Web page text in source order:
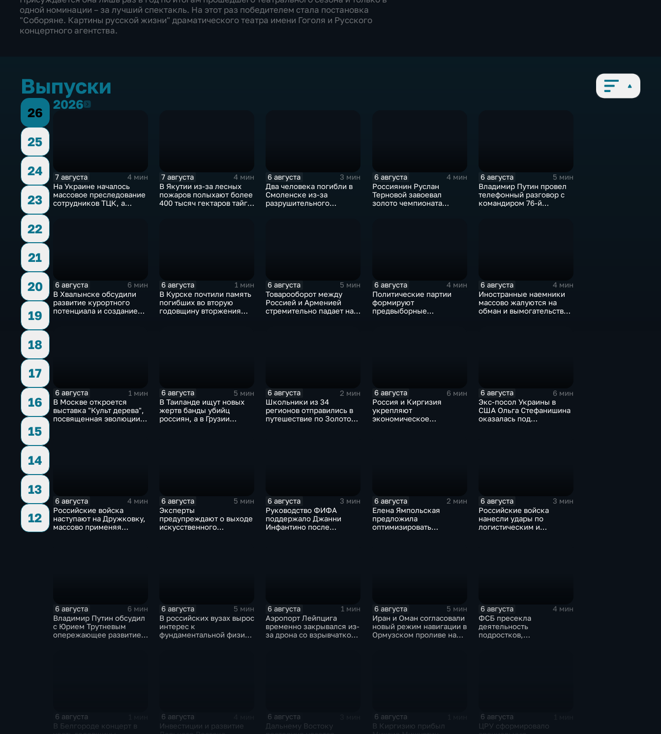
одной номинации – за лучший спектакль. На этот раз победителем стала постановка
"Соборяне. Картины русской жизни" драматического театра имени Гоголя и Русского
концертного агентства.
Выпуски
26
25
24
23
22
21
20
19
18
17
16
15
14
13
12
20262026
7 августа
4 мин
На Украине началось
массовое преследование
сотрудников ТЦК, а
7 августа
4 мин
В Якутии из-за лесных
пожаров полыхают более
400 тысяч гектаров тайги,
6 августа
3 мин
Два человека погибли в
Смоленске из-за
разрушительного
6 августа
4 мин
Россиянин Руслан
Терновой завоевал
золото чемпионата
6 августа
5 мин
Владимир Путин провел
телефонный разговор с
командиром 76-й
6 августа
6 мин
В Хвалынске обсудили
развитие курортного
потенциала и создание
6 августа
1 мин
В Курске почтили память
погибших во вторую
годовщину вторжения
6 августа
5 мин
Товарооборот между
Россией и Арменией
стремительно падает на
6 августа
4 мин
Политические партии
формируют
предвыборные
6 августа
4 мин
Иностранные наемники
массово жалуются на
обман и вымогательство
6 августа
1 мин
В Москве откроется
выставка "Культ дерева",
посвященная эволюции
6 августа
5 мин
В Таиланде ищут новых
жертв банды убийц
россиян, а в Грузии
6 августа
2 мин
Школьники из 34
регионов отправились в
путешествие по Золотому
6 августа
6 мин
Россия и Киргизия
укрепляют
экономическое
6 августа
6 мин
Экс-посол Украины в
США Ольга Стефанишина
оказалась под
6 августа
4 мин
Российские войска
наступают на Дружковку,
массово применяя
6 августа
5 мин
Эксперты
предупреждают о выходе
искусственного
6 августа
3 мин
Руководство ФИФА
поддержало Джанни
Инфантино после
6 августа
2 мин
Елена Ямпольская
предложила
оптимизировать
6 августа
3 мин
Российские войска
нанесли удары по
логистическим и
6 августа
6 мин
Владимир Путин обсудил
с Юрием Трутневым
опережающее развитие
6 августа
5 мин
В российских вузах вырос
интерес к
фундаментальной физике
6 августа
1 мин
Аэропорт Лейпцига
временно закрывался из-
за дрона со взрывчаткой
6 августа
5 мин
Иран и Оман согласовали
новый режим навигации в
Ормузском проливе на
6 августа
4 мин
ФСБ пресекла
деятельность
подростков,
6 августа
В Белгороде концерт в
6 августа
Инвестиции и развитие
6 августа
Дальнему Востоку
6 августа
В Киргизию прибыл
6 августа
ЦРУ сформировало